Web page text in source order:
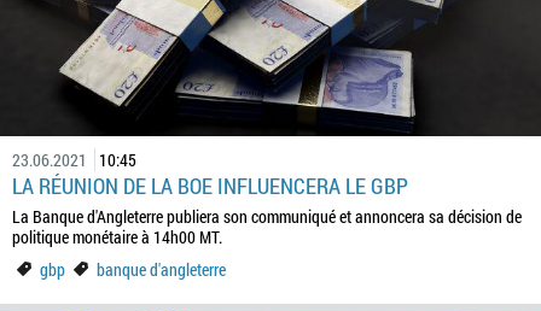
23.06.2021 10:45
LA RÉUNION DE LA BOE INFLUENCERA LE GBP
La Banque d'Angleterre publiera son communiqué et annoncera sa décision de
politique monétaire à 14h00 MT.
gbp
banque d'angleterre